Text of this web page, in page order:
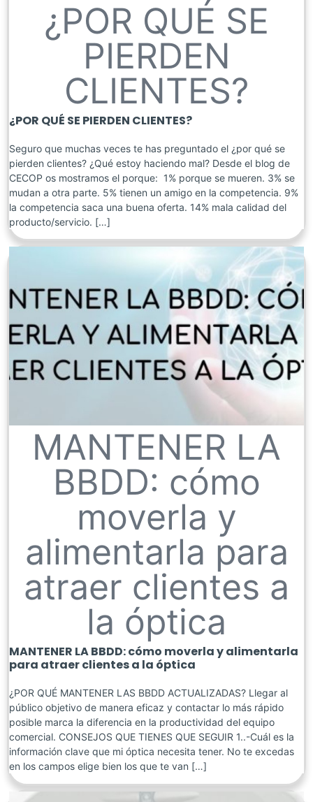
¿POR QUÉ SE
PIERDEN
CLIENTES?
¿POR QUÉ SE PIERDEN CLIENTES?
Seguro que muchas veces te has preguntado el ¿por qué se
pierden clientes? ¿Qué estoy haciendo mal? Desde el blog de
CECOP os mostramos el porque: 1% porque se mueren. 3% se
mudan a otra parte. 5% tienen un amigo en la competencia. 9%
la competencia saca una buena oferta. 14% mala calidad del
producto/servicio. […]
MANTENER LA
BBDD: cómo
moverla y
alimentarla para
atraer clientes a
la óptica
MANTENER LA BBDD: cómo moverla y alimentarla
para atraer clientes a la óptica
¿POR QUÉ MANTENER LAS BBDD ACTUALIZADAS? Llegar al
público objetivo de manera eficaz y contactar lo más rápido
posible marca la diferencia en la productividad del equipo
comercial. CONSEJOS QUE TIENES QUE SEGUIR 1..-Cuál es la
información clave que mi óptica necesita tener. No te excedas
en los campos elige bien los que te van […]